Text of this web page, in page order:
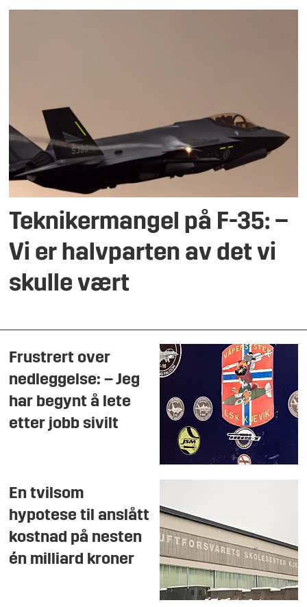
Teknikermangel på F-35: –
Vi er halvparten av det vi
skulle vært
Frustrert over
nedleggelse: – Jeg
har begynt å lete
etter jobb sivilt
En tvilsom
hypotese til anslått
kostnad på nesten
én milliard kroner